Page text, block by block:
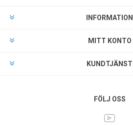
INFORMATION
MITT KONTO
KUNDTJÄNST
FÖLJ OSS